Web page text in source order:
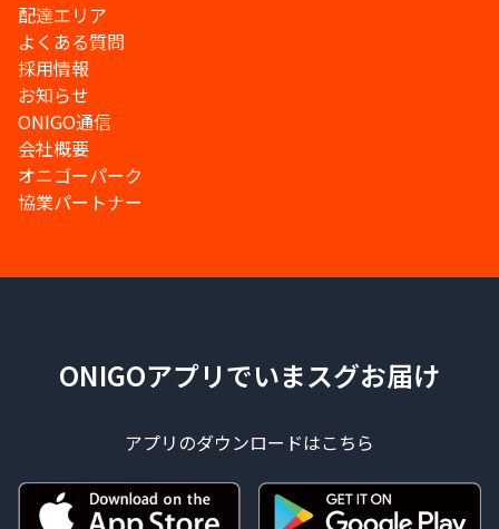
配達エリア
よくある質問
採用情報
お知らせ
ONIGO通信
会社概要
オニゴーパーク
協業パートナー
ONIGOアプリでいまスグお届け
アプリのダウンロードはこちら